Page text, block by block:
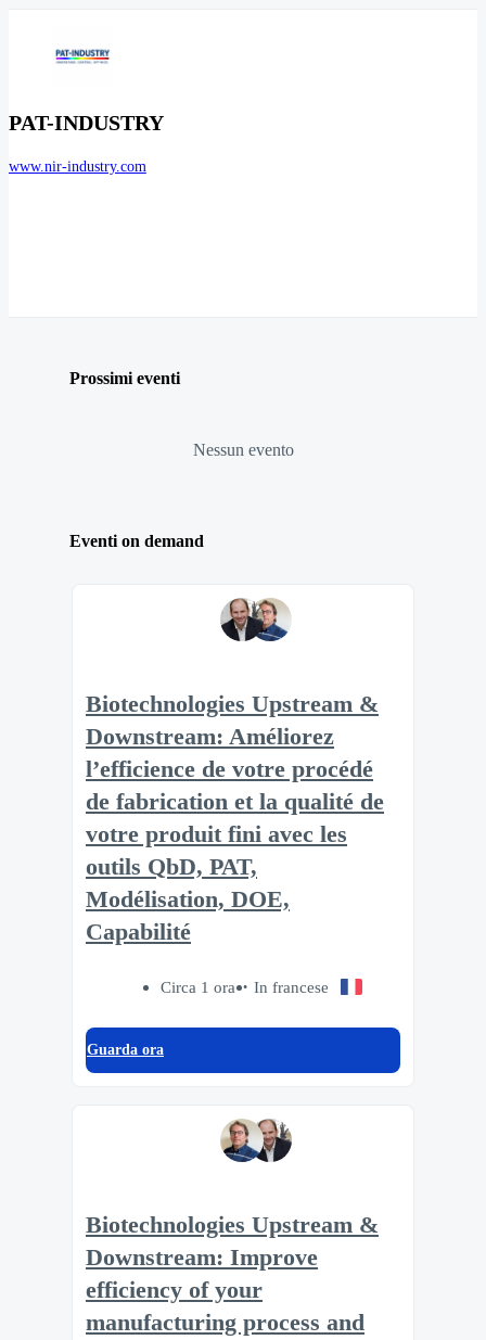
PAT-INDUSTRY
www.nir-industry.com
Prossimi eventi
Nessun evento
Eventi on demand
Biotechnologies Upstream &
Downstream: Améliorez
l’efficience de votre procédé
de fabrication et la qualité de
votre produit fini avec les
outils QbD, PAT,
Modélisation, DOE,
Capabilité
Circa 1 ora In francese
Guarda ora
Biotechnologies Upstream &
Downstream: Improve
efficiency of your
manufacturing process and